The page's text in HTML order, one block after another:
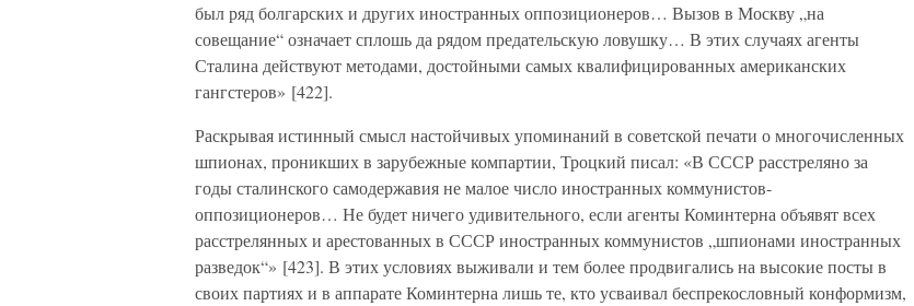
был ряд болгарских и других иностранных оппозиционеров… Вызов в Москву „на
совещание“ означает сплошь да рядом предательскую ловушку… В этих случаях агенты
Сталина действуют методами, достойными самых квалифицированных американских
гангстеров» [422].
Раскрывая истинный смысл настойчивых упоминаний в советской печати о многочисленных
шпионах, проникших в зарубежные компартии, Троцкий писал: «В СССР расстреляно за
годы сталинского самодержавия не малое число иностранных коммунистов-
оппозиционеров… Не будет ничего удивительного, если агенты Коминтерна объявят всех
расстрелянных и арестованных в СССР иностранных коммунистов „шпионами иностранных
разведок“» [423]. В этих условиях выживали и тем более продвигались на высокие посты в
своих партиях и в аппарате Коминтерна лишь те, кто усваивал беспрекословный конформизм,